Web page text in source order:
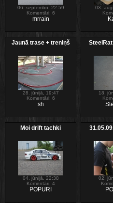
06. septembrī, 22:59
Komentāri: 6
mrrain
03.
Jaunā trase + treniņš
28. jūnijā, 19:47
Komentāri: 6
sh
18.
Moi drift tachki
04. jūnijā, 22:38
Komentāri: 4
POPURI
02.